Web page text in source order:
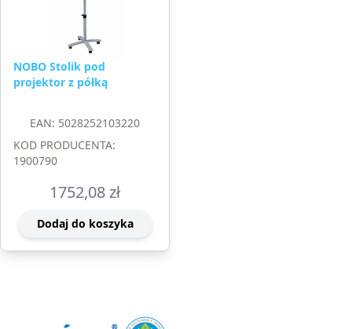
NOBO Stolik pod
projektor z półką
EAN: 5028252103220
KOD PRODUCENTA:
1900790
1752,08zł
Dodaj do koszyka